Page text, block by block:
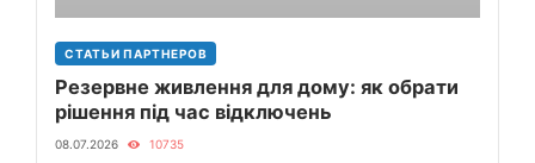
СТАТЬИ ПАРТНЕРОВ
Резервне живлення для дому: як обрати
рішення під час відключень
08.07.2026 10735